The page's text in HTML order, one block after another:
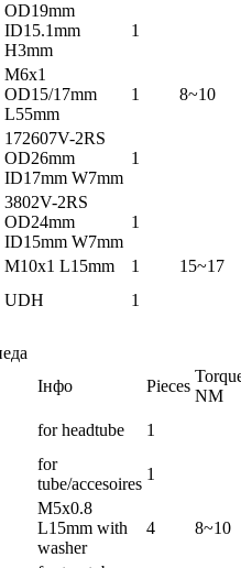
OD19mm
ID15.1mm
H3mm
1
M6x1
OD15/17mm
L55mm
1 8~10
172607V-2RS
OD26mm
ID17mm W7mm
1
3802V-2RS
OD24mm
ID15mm W7mm
1
M10x1 L15mm 1
15~17
UDH
1
Інфо Pieces
NM
for headtube 1
for
tube/accesoires
1
M5x0.8
L15mm with
washer
4 8~10